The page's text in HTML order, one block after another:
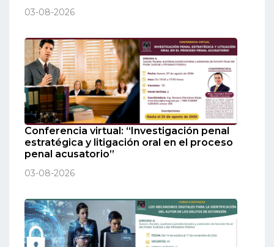
03-08-2026
Conferencia virtual: “Investigación penal
estratégica y litigación oral en el proceso
penal acusatorio”
03-08-2026